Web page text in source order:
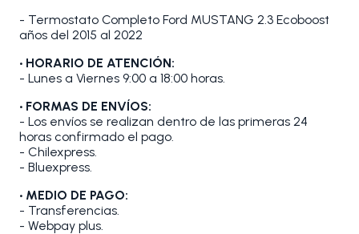
- Termostato Completo Ford MUSTANG 2.3 Ecoboost
años del 2015 al 2022
• HORARIO DE ATENCIÓN:
- Lunes a Viernes 9:00 a 18:00 horas.
• FORMAS DE ENVÍOS:
- Los envíos se realizan dentro de las primeras 24
horas confirmado el pago.
- Chilexpress.
- Bluexpress.
• MEDIO DE PAGO:
- Transferencias.
- Webpay plus.